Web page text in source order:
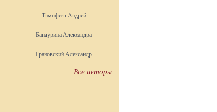
Тимофеев Андрей
Бандурина Александра
Грановский Александр
Все авторы